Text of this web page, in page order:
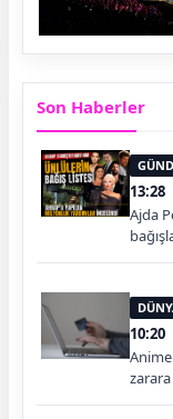
Son Haberler
13:28
Ajda
10:20
zarara